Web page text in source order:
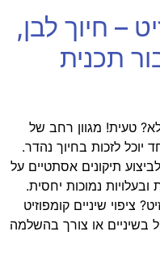
– חיוך לבן,
תכנית
טעית! מגוון רחב של
לזכות בחיוך נהדר.
תיקונים אסתטיים על
נמוכות יחסית.
ציפוי שיניים קומפוזיט
או צורך בהשלמה